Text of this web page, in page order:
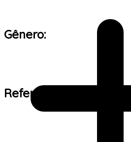
Gênero:
Referência de tamanho: